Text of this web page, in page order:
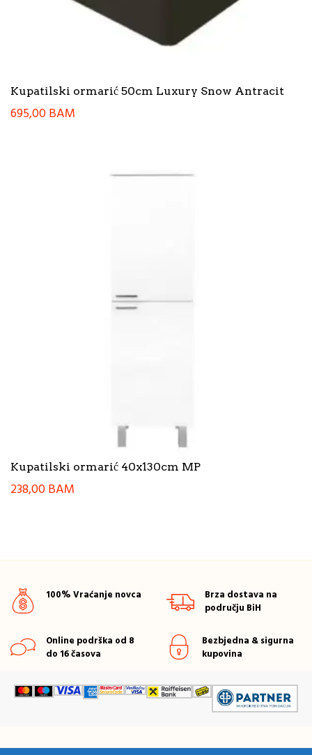
Kupatilski ormarić 50cm Luxury Snow Antracit
695,00BAM
Kupatilski ormarić 40x130cm MP
238,00BAM
100% Vraćanje novca
Brza dostava na
području BiH
Online podrška od 8
do 16 časova
Bezbjedna & sigurna
kupovina